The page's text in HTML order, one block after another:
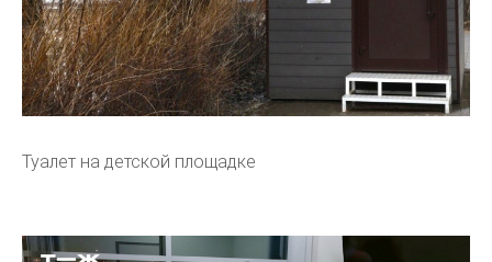
Туалет на детской площадке